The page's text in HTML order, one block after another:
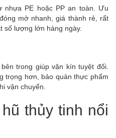
nhựa PE hoặc PP an toàn. Ưu
mở nhanh, giá thành rẻ, rất
số lượng lớn hàng ngày.
trong giúp vặn kín tuyệt đối.
trọng hơn, bảo quản thực phẩm
vận chuyển.
thủy tinh nổi